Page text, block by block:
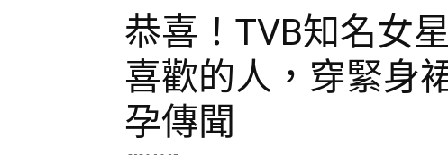
恭喜！TVB知名女
喜歡的人，穿緊身
孕傳聞